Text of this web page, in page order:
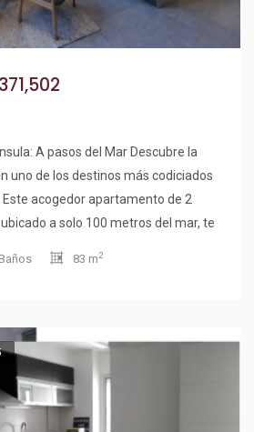
A pasos del Mar Descubre la
uno de los destinos más codiciados
acogedor apartamento de 2
a solo 100 metros del mar, te
de momentos en familia o con
y el diseño funcional de cada rincón
casa desde el primer instante.
y refrescarte en la piscina
83 m2